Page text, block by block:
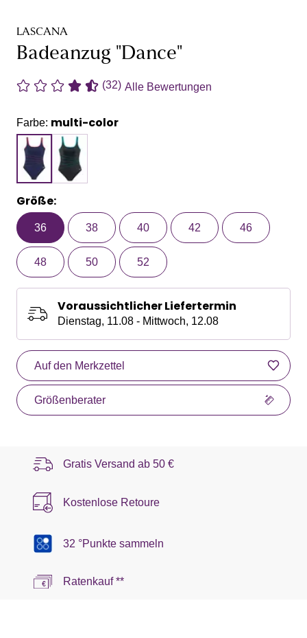
LASCANA
Badeanzug "Dance"
(32) Alle Bewertungen
Farbe: multi-color
Größe:
36 38 40 42 46
48 50 52
Voraussichtlicher Liefertermin
Dienstag, 11.08 - Mittwoch, 12.08
Auf den Merkzettel
Größenberater
Gratis Versand ab 50 €
Kostenlose Retoure
32 °Punkte sammeln
Ratenkauf **